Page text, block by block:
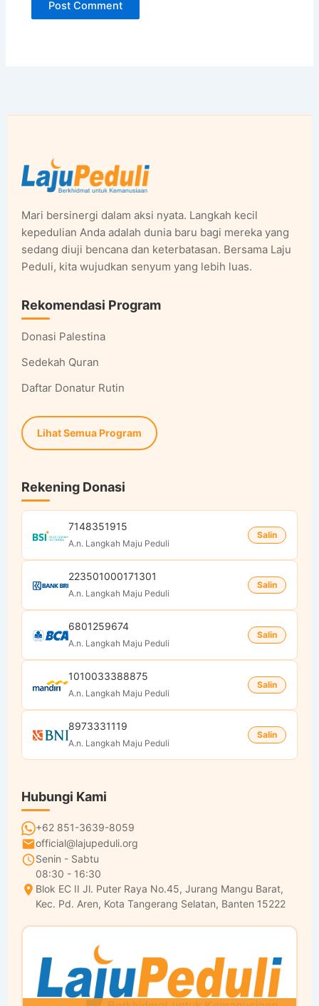
Mari bersinergi dalam aksi nyata. Langkah kecil
kepedulian Anda adalah dunia baru bagi mereka yang
sedang diuji bencana dan keterbatasan. Bersama Laju
Peduli, kita wujudkan senyum yang lebih luas.
Rekomendasi Program
Donasi Palestina
Sedekah Quran
Daftar Donatur Rutin
Lihat Semua Program
Rekening Donasi
7148351915
A.n. Langkah Maju Peduli
Salin
223501000171301
A.n. Langkah Maju Peduli
Salin
6801259674
A.n. Langkah Maju Peduli
Salin
1010033388875
A.n. Langkah Maju Peduli
Salin
8973331119
A.n. Langkah Maju Peduli
Salin
Hubungi Kami
+62 851-3639-8059
official@lajupeduli.org
Senin - Sabtu
08:30 - 16:30
Blok EC II Jl. Puter Raya No.45, Jurang Mangu Barat,
Kec. Pd. Aren, Kota Tangerang Selatan, Banten 15222